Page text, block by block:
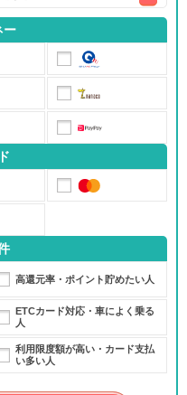
ー
高還元率・ポイント貯めたい人
ETCカード対応・車によく乗る
人
利用限度額が高い・カード支払
い多い人